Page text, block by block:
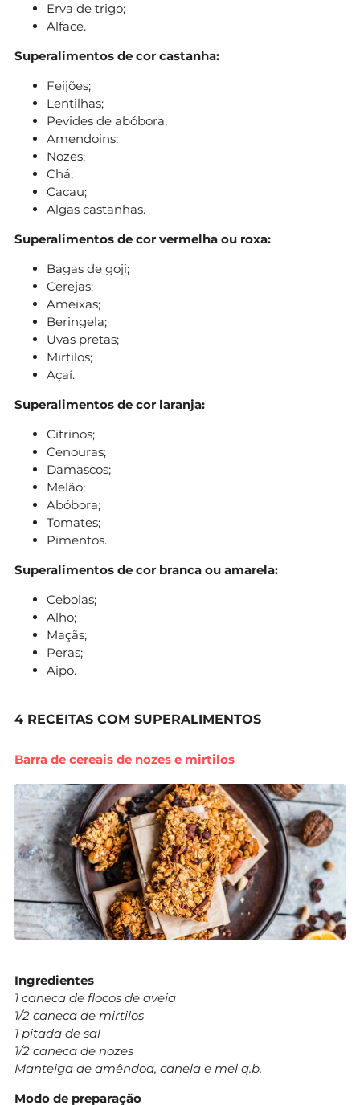
Erva de trigo;
Alface.
Superalimentos de cor castanha:
Feijões;
Lentilhas;
Pevides de abóbora;
Amendoins;
Nozes;
Chá;
Cacau;
Algas castanhas.
Superalimentos de cor vermelha ou roxa:
Bagas de goji;
Cerejas;
Ameixas;
Beringela;
Uvas pretas;
Mirtilos;
Açaí.
Superalimentos de cor laranja:
Citrinos;
Cenouras;
Damascos;
Melão;
Abóbora;
Tomates;
Pimentos.
Superalimentos de cor branca ou amarela:
Cebolas;
Alho;
Maçãs;
Peras;
Aipo.
4 RECEITAS COM SUPERALIMENTOS
Barra de cereais de nozes e mirtilos
Ingredientes
1 caneca de flocos de aveia
1/2 caneca de mirtilos
1 pitada de sal
1/2 caneca de nozes
Manteiga de amêndoa, canela e mel q.b.
Modo de preparação